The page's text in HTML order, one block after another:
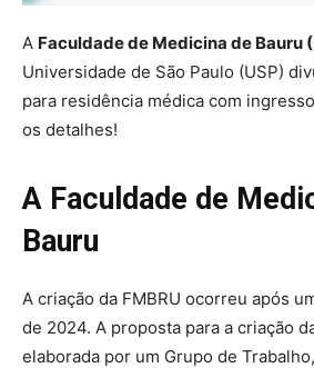
A Faculdade de Medicina de Bauru
Universidade de São Paulo (USP)
para residência médica com
os detalhes!
A Faculdade de
Bauru
A criação da FMBRU ocorreu após
de 2024. A proposta para a criação
elaborada por um Grupo de